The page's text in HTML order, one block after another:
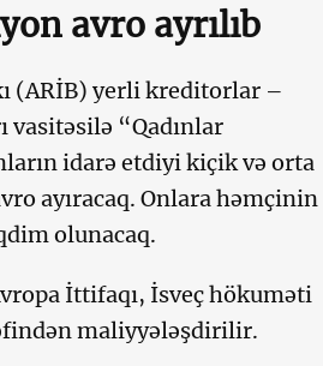
avro ayrılıb
(ARİB) yerli kreditorlar –
vasitəsilə “Qadınlar
idarə etdiyi kiçik və orta
ayıracaq. Onlara həmçinin
olunacaq.
İttifaqı, İsveç hökuməti
maliyyələşdirilir.